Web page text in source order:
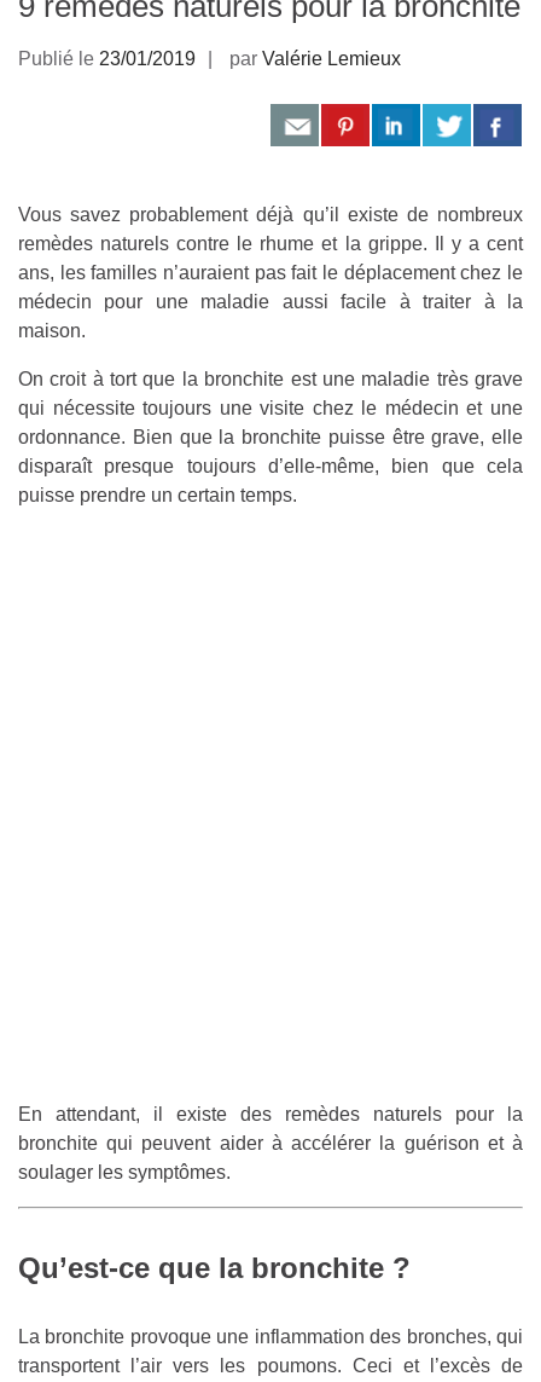
Publié le 23/01/2019 par Valérie Lemieux
Vous savez probablement déjà qu’il existe de nombreux
remèdes naturels contre le rhume et la grippe. Il y a cent
ans, les familles n’auraient pas fait le déplacement chez le
médecin pour une maladie aussi facile à traiter à la
maison.
On croit à tort que la bronchite est une maladie très grave
qui nécessite toujours une visite chez le médecin et une
ordonnance. Bien que la bronchite puisse être grave, elle
disparaît presque toujours d’elle-même, bien que cela
puisse prendre un certain temps.
En attendant, il existe des remèdes naturels pour la
bronchite qui peuvent aider à accélérer la guérison et à
soulager les symptômes.
Qu’est-ce que la bronchite ?
La bronchite provoque une inflammation des bronches, qui
transportent l’air vers les poumons. Ceci et l’excès de